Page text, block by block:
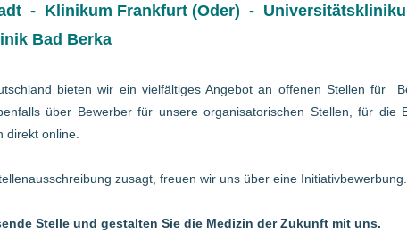
- Klinikum Frankfurt (Oder) -
Bad Berka
bieten wir ein vielfältiges Angebot an offenen Stellen für
über Bewerber für unsere organisatorischen Stellen, für die
direkt online.
zusagt, freuen wir uns über eine
Stelle und gestalten Sie die Medizin der Zukunft mit uns.